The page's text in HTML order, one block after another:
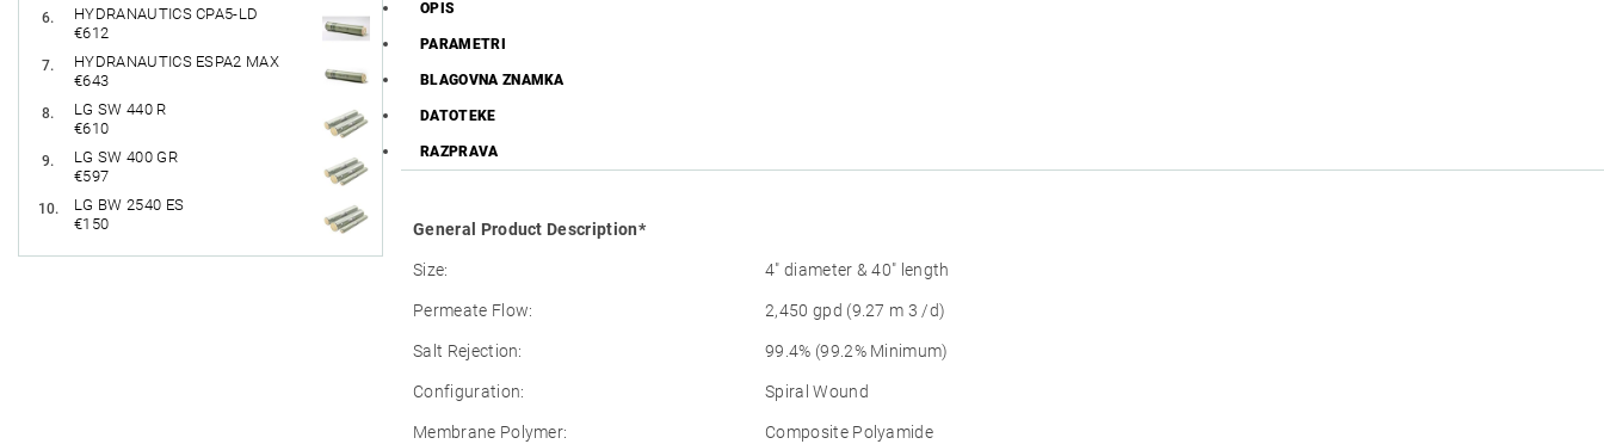
HYDRANAUTICS CPA5-LD
€612
HYDRANAUTICS ESPA2 MAX
€643
LG SW 440 R
€610
LG SW 400 GR
€597
LG BW 2540 ES
€150
OPIS
PARAMETRI
BLAGOVNA ZNAMKA
DATOTEKE
RAZPRAVA
General Product Description*
Size: 4″ diameter & 40″ length
Permeate Flow: 2,450 gpd (9.27 m 3 /d)
Salt Rejection: 99.4% (99.2% Minimum)
Configuration: Spiral Wound
Membrane Polymer: Composite Polyamide